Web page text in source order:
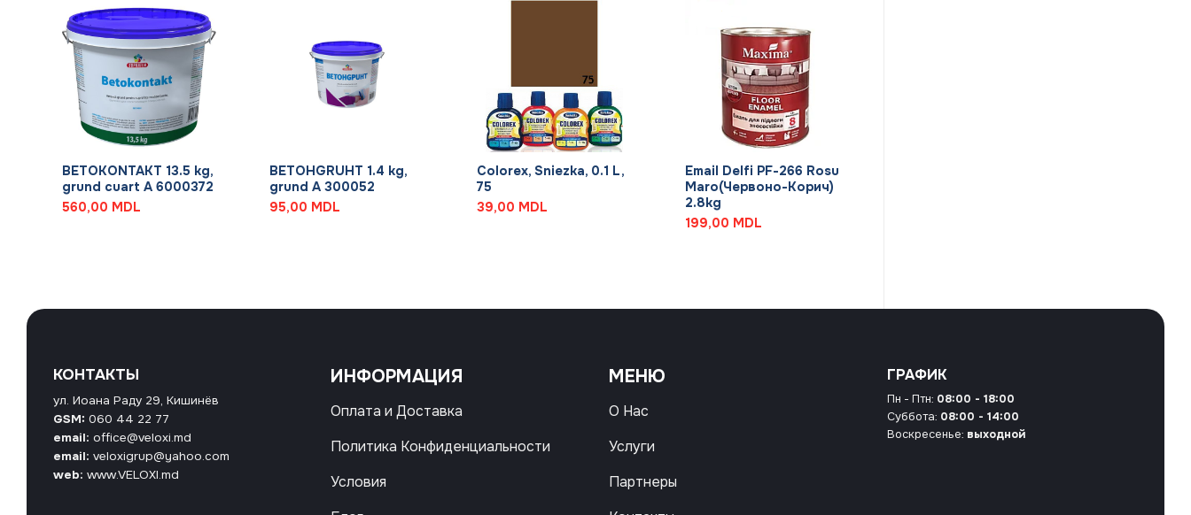
+
BETOKONTAKT 13.5 kg,
grund cuart A 6000372
560,00 MDL
BETOHGRUHT 1.4 kg,
grund A 300052
95,00 MDL
+
Colorex, Sniezka, 0.1 L,
75
39,00 MDL
Email Delfi PF-266 Rosu
Maro(Червоно-Корич)
2.8kg
199,00 MDL
КОНТАКТЫ
ул. Иоана Раду 29, Кишинёв
GSM: 060 44 22 77
email: office@veloxi.md
email: veloxigrup@yahoo.com
web: www.VELOXI.md
ИНФОРМАЦИЯ
Оплата и Доставка
Политика Конфиденциальности
Условия
МЕНЮ
О Нас
Услуги
Партнеры
ГРАФИК
Пн - Птн: 08:00 - 18:00
Суббота: 08:00 - 14:00
Воскресенье: выходной